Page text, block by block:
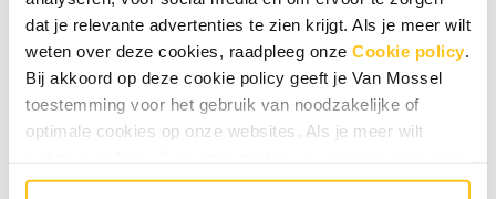
dat je relevante advertenties te zien krijgt. Als je meer wilt
weten over deze cookies, raadpleeg onze Cookie policy.
Bij akkoord op deze cookie policy geeft je Van Mossel
toestemming voor het gebruik van noodzakelijke of
optimale cookies op onze websites. Als je meer wilt
raadpleeg onzePrivacyverklaring. Je kunt de cookie